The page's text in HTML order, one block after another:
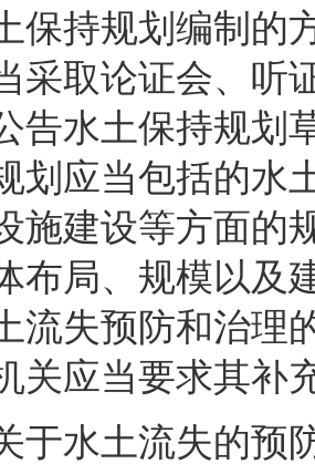
保持规划编制的
采取论证会、听
告水土保持规划
划应当包括的水
施建设等方面的
布局、规模以及
流失预防和治理
关应当要求其补
于水土流失的预